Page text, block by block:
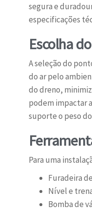
segura e
especificações
Escolha
A seleção do
do ar pelo
do dreno,
podem impactar
suporte o peso
Para uma
Furadeira
Nível e
Bomba de